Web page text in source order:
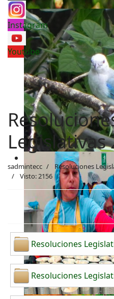
Instagram
Youtube
Legislativas
sadmintecc Resoluciones
Visto: 2156
Resoluciones
Resoluciones